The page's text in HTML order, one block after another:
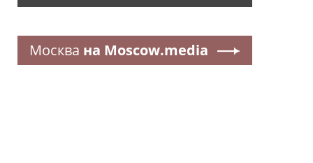
Москва на Moscow.media